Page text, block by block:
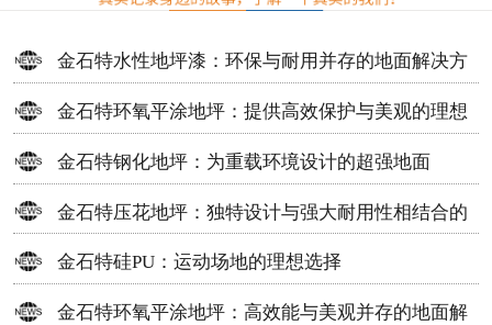
金石特水性地坪漆：环保与耐用并存的地面解决方
案
金石特环氧平涂地坪：提供高效保护与美观的理想
选择
金石特钢化地坪：为重载环境设计的超强地面
金石特压花地坪：独特设计与强大耐用性相结合的
地面材料
金石特硅PU：运动场地的理想选择
金石特环氧平涂地坪：高效能与美观并存的地面解